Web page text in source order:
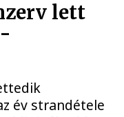
lett
év strandétele